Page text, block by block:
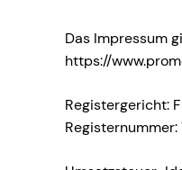
Das Impressum
https://
Registergericht:
Registernummer: